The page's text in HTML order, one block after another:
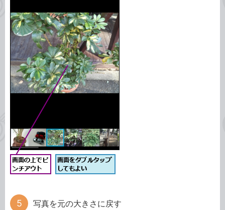
写真を元の大きさに戻す